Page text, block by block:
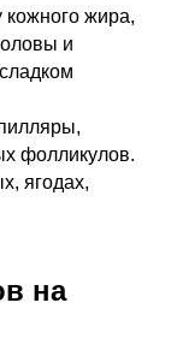
кожного жира,
и
фолликулов.
ягодах,
на